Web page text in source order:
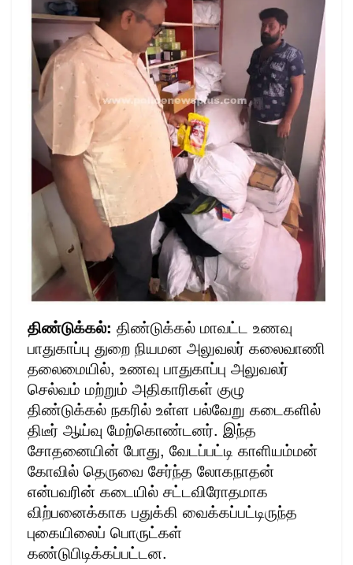
திண்டுக்கல்: திண்டுக்கல் மாவட்ட உணவு
பாதுகாப்பு துறை நியமன அலுவலர் கலைவாணி
தலைமையில், உணவு பாதுகாப்பு அலுவலர்
செல்வம் மற்றும் அதிகாரிகள் குழு
திண்டுக்கல் நகரில் உள்ள பல்வேறு கடைகளில்
திடீர் ஆய்வு மேற்கொண்டனர். இந்த
சோதனையின் போது, வேடப்பட்டி காளியம்மன்
கோவில் தெருவை சேர்ந்த லோகநாதன்
என்பவரின் கடையில் சட்டவிரோதமாக
விற்பனைக்காக பதுக்கி வைக்கப்பட்டிருந்த
புகையிலைப் பொருட்கள்
கண்டுபிடிக்கப்பட்டன.